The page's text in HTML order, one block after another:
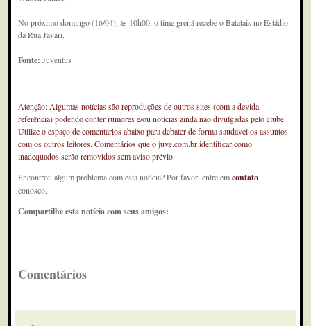
No próximo domingo (16/04), às 10h00, o time grená recebe o Batatais no Estádio
da Rua Javari.
Fonte:Juventus
Atenção: Algumas notícias são reproduções de outros sites (com a devida
referência) podendo conter rumores e/ou notícias ainda não divulgadas pelo clube.
Utilize o espaço de comentários abaixo para debater de forma saudável os assuntos
com os outros leitores. Comentários que o juve.com.br identificar como
inadequados serão removidos sem aviso prévio.
Encontrou algum problema com esta notícia? Por favor, entre emcontato
conosco.
Compartilhe esta notícia com seus amigos:
Comentários